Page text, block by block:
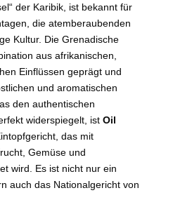
der Karibik, ist bekannt für
die atemberaubenden
Kultur. Die Grenadische
aus afrikanischen,
Einflüssen geprägt und
und aromatischen
den authentischen
widerspiegelt, ist Oil
das mit
Gemüse und
wird. Es ist nicht nur ein
auch das Nationalgericht von